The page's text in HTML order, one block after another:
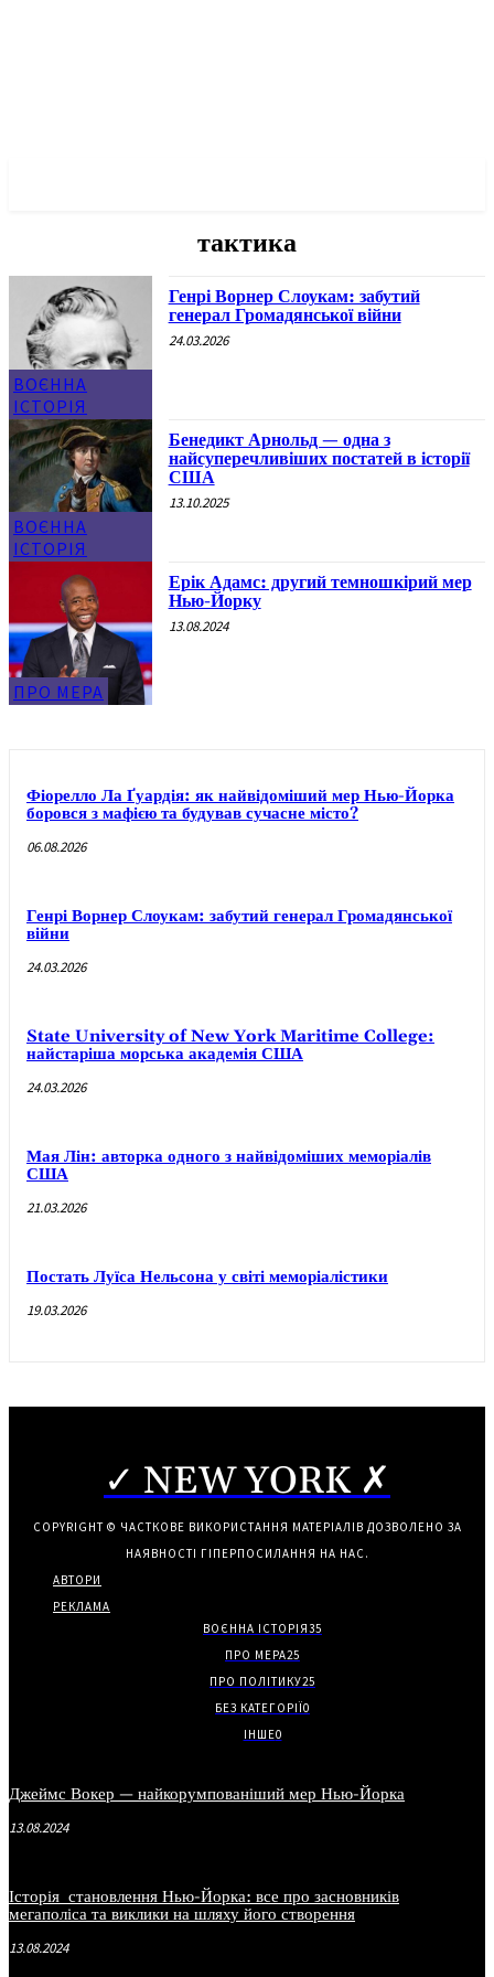
тактика
ВОЄННА
ІСТОРІЯ
Генрі Ворнер Слоукам: забутий
генерал Громадянської війни
24.03.2026
ВОЄННА
ІСТОРІЯ
Бенедикт Арнольд — одна з
найсуперечливіших постатей в історії
США
13.10.2025
ПРО МЕРА
Ерік Адамс: другий темношкірий мер
Нью-Йорку
13.08.2024
Фіорелло Ла Ґуардія: як найвідоміший мер Нью-Йорка
боровся з мафією та будував сучасне місто?
06.08.2026
Генрі Ворнер Слоукам: забутий генерал Громадянської
війни
24.03.2026
State University of New York Maritime College:
найстаріша морська академія США
24.03.2026
Мая Лін: авторка одного з найвідоміших меморіалів
США
21.03.2026
Постать Луїса Нельсона у світі меморіалістики
19.03.2026
✓ NEW YORK ✗
COPYRIGHT © ЧАСТКОВЕ ВИКОРИСТАННЯ МАТЕРІАЛІВ ДОЗВОЛЕНО ЗА
НАЯВНОСТІ ГІПЕРПОСИЛАННЯ НА НАС.
АВТОРИ
РЕКЛАМА
ВОЄННА ІСТОРІЯ35
ПРО МЕРА25
ПРО ПОЛІТИКУ25
БЕЗ КАТЕГОРІЇ0
ІНШЕ0
Джеймс Вокер — найкорумпованіший мер Нью-Йорка
13.08.2024
Історія становлення Нью-Йорка: все про засновників
мегаполіса та виклики на шляху його створення
13.08.2024